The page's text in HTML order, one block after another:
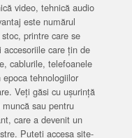
video, tehnică audio
este numărul
printre care se
care țin de
cablurile, telefoanele
tehnologiilor
Veți găsi cu ușurință
sau pentru
care a devenit un
Puteți accesa site-